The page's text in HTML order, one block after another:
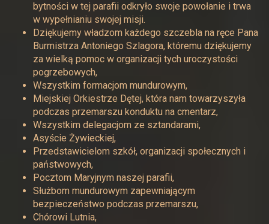
bytności w tej parafii odkryło swoje powołanie i trwa
w wypełnianiu swojej misji.
Dziękujemy władzom każdego szczebla na ręce Pana
Burmistrza Antoniego Szlagora, któremu dziękujemy
za wielką pomoc w organizacji tych uroczystości
pogrzebowych,
Wszystkim formacjom mundurowym,
Miejskiej Orkiestrze Dętej, która nam towarzyszyła
podczas przemarszu konduktu na cmentarz,
Wszystkim delegacjom ze sztandarami,
Asyście Żywieckiej,
Przedstawicielom szkół, organizacji społecznych i
państwowych,
Pocztom Maryjnym naszej parafii,
Służbom mundurowym zapewniającym
bezpieczeństwo podczas przemarszu,
Chórowi Lutnia,